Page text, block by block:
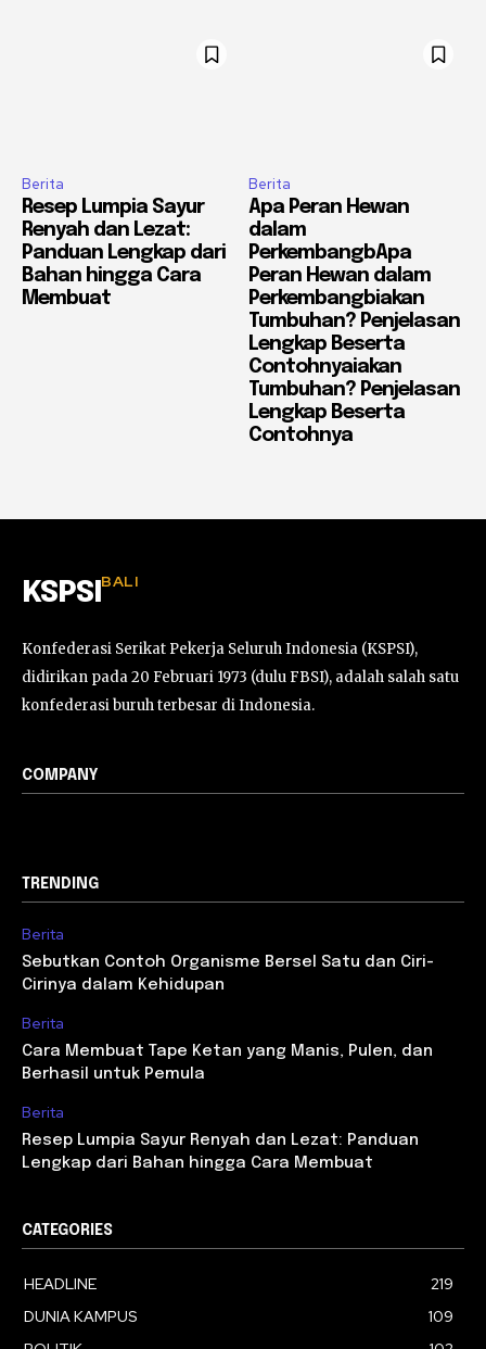
Berita
Resep Lumpia Sayur
Renyah dan Lezat:
Panduan Lengkap dari
Bahan hingga Cara
Membuat
Berita
Apa Peran Hewan
dalam
PerkembangbApa
Peran Hewan dalam
Perkembangbiakan
Tumbuhan? Penjelasan
Lengkap Beserta
Contohnyaiakan
Tumbuhan? Penjelasan
Lengkap Beserta
Contohnya
KSPSI BALI
Konfederasi Serikat Pekerja Seluruh Indonesia (KSPSI),
didirikan pada 20 Februari 1973 (dulu FBSI), adalah salah satu
konfederasi buruh terbesar di Indonesia.
COMPANY
TRENDING
Berita
Sebutkan Contoh Organisme Bersel Satu dan Ciri-
Cirinya dalam Kehidupan
Berita
Cara Membuat Tape Ketan yang Manis, Pulen, dan
Berhasil untuk Pemula
Berita
Resep Lumpia Sayur Renyah dan Lezat: Panduan
Lengkap dari Bahan hingga Cara Membuat
CATEGORIES
HEADLINE
219
DUNIA KAMPUS
109